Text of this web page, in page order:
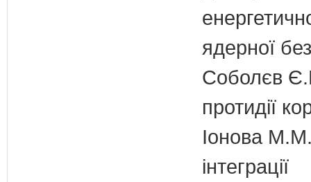
ядерної
Соболєв
протидії
Іонова М.М.
інтеграції